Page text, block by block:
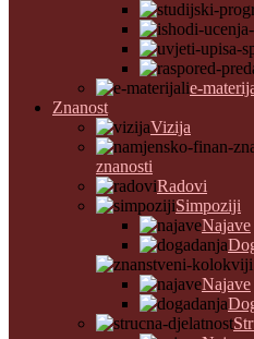
e-
Znanost
Vizija
znanosti
Radovi
Simpoziji
Najave
Najave